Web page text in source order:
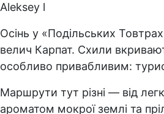
Aleksey l
Осінь у «Подільських
велич Карпат. Схили
особливо привабливим:
Маршрути тут різні — від
ароматом мокрої землі та